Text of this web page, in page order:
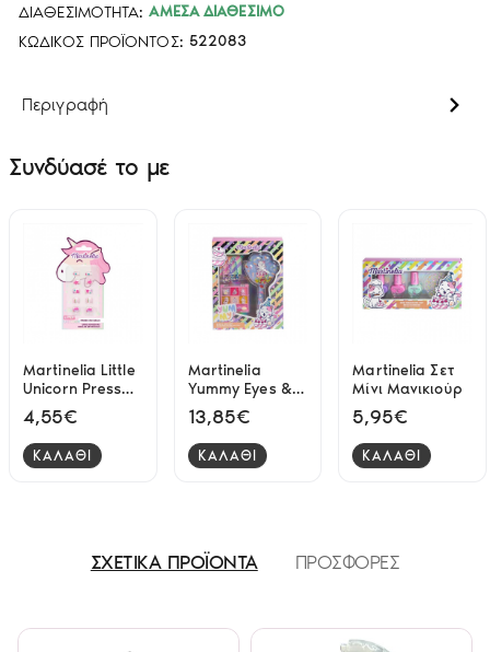
ΔΙΑΘΕΣΙΜΌΤΗΤΑ: ΆΜΕΣΑ ΔΙΑΘΈΣΙΜΟ
ΚΩΔΙΚΌΣ ΠΡΟΪΌΝΤΟΣ: 522083
Περιγραφή
Συνδύασέ το με
Martinelia Little
Unicorn Press
On Nails
4,55€
ΚΑΛΑΘΙ
Martinelia
Yummy Eyes &
Hair Kit Σετ
Μακιγιάζ &
Αξεσουάρ
13,85€
ΚΑΛΑΘΙ
Martinelia Σετ
Μίνι Μανικιούρ
5,95€
ΚΑΛΑΘΙ
ΣΧΕΤΙΚΑ ΠΡΟΪΟΝΤΑ ΠΡΟΣΦΟΡΕΣ